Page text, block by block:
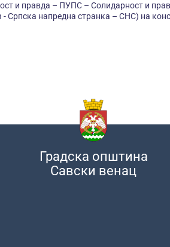
и правда – ПУПС – Солидарност и
напредна странка – СНС) на
Градска општина
Савски венац